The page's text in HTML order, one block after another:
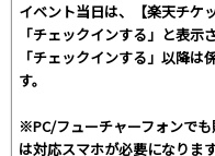
イベント当日は、【楽天チケ
「チェックインする」と表示
「チェックインする」以降
す。
※PC/フューチャーフォンで
は対応スマホが必要になります